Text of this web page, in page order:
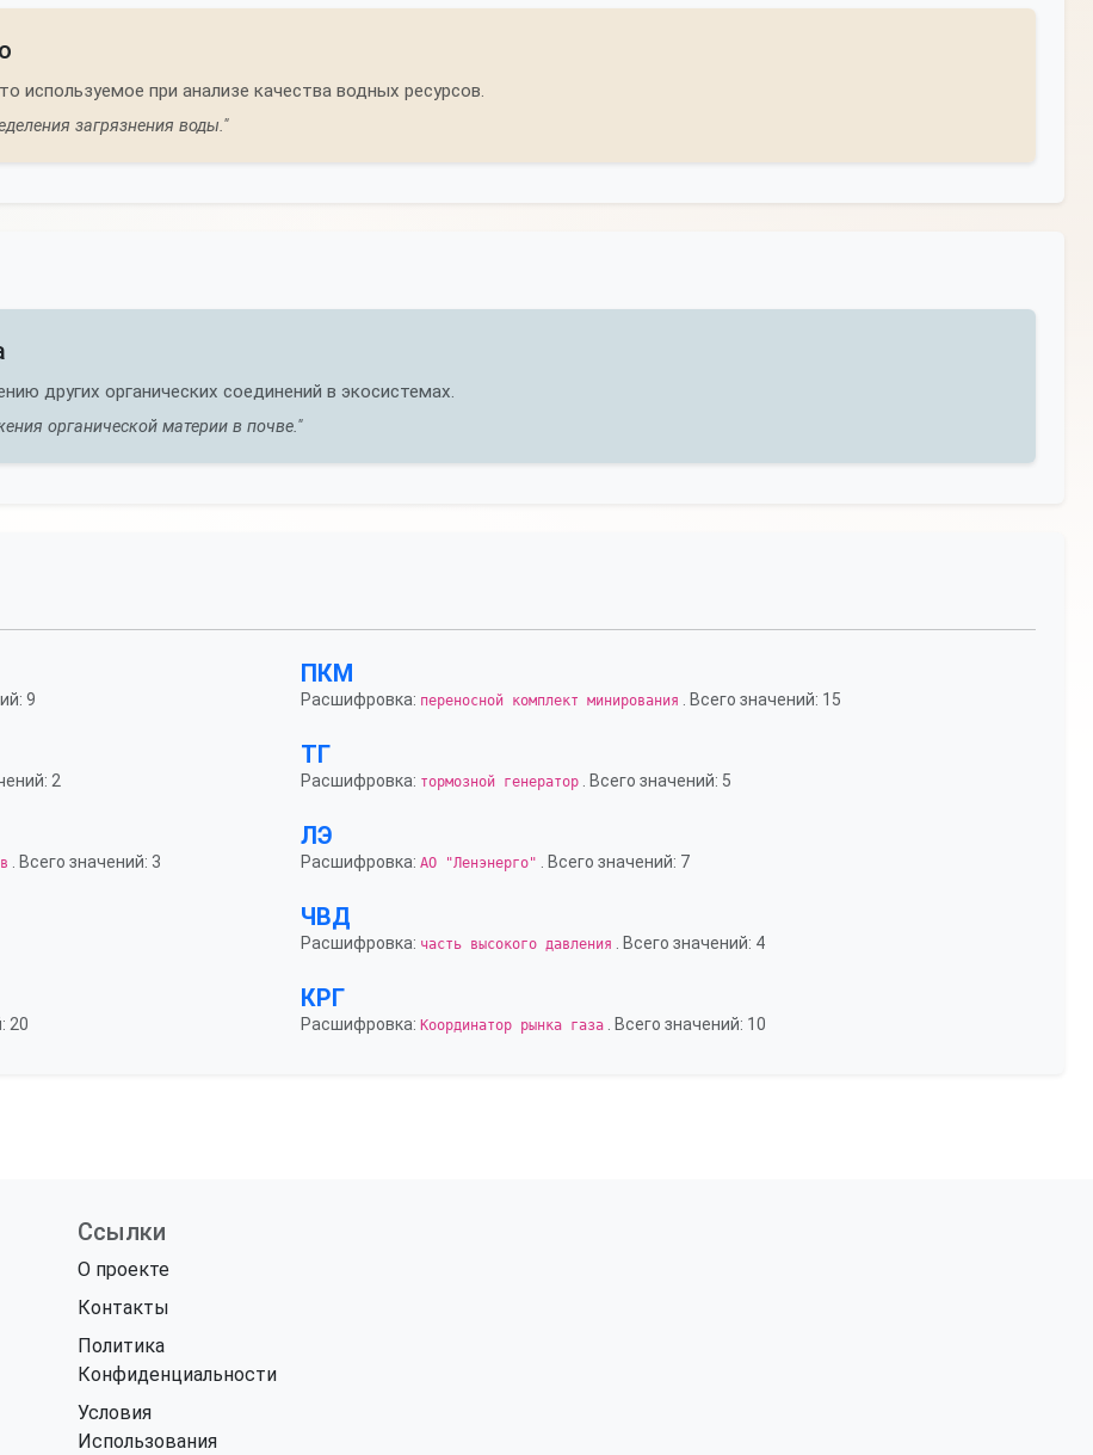
используемое при анализе качества водных ресурсов.
загрязнения воды."
других органических соединений в экосистемах.
органической материи в почве."
9
ПКМ
Расшифровка: переносной комплект минирования . Всего значений: 15
2
ТГ
Расшифровка: тормозной генератор . Всего значений: 5
. Всего значений: 3
ЛЭ
Расшифровка: АО "Ленэнерго" . Всего значений: 7
ЧВД
Расшифровка: часть высокого давления . Всего значений: 4
20
КРГ
Расшифровка: Координатор рынка газа . Всего значений: 10
Ссылки
О проекте
Контакты
Политика
Конфиденциальности
Условия
Использования